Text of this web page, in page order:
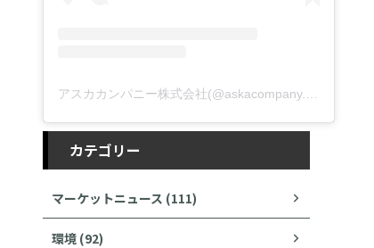
カテゴリー
マーケットニュース (111)
環境 (92)